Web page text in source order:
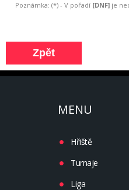
Poznámka: (*) - V pořadí [DNF] je
MENU
Hřiště
Turnaje
Liga